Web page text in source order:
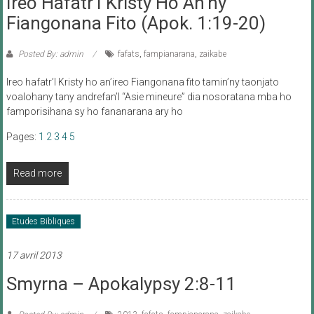
Fiangonana Fito (Apok. 1:19-20)
Posted By: admin fafats, fampianarana, zaikabe
Ireo hafatr’I Kristy ho an’ireo Fiangonana fito tamin’ny taonjato
voalohany tany andrefan’I “Asie mineure” dia nosoratana mba ho
famporisihana sy ho fananarana ary ho
Pages: 1 2 3 4 5
Read more
Etudes Bibliques
17 avril 2013
Smyrna – Apokalypsy 2:8-11